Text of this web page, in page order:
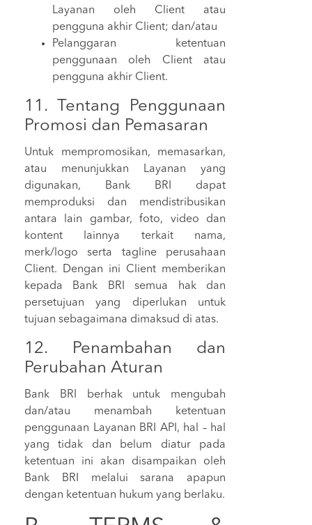
Layanan oleh Client atau
pengguna akhir Client; dan/atau
Pelanggaran ketentuan
penggunaan oleh Client atau
pengguna akhir Client.
11. Tentang Penggunaan
Promosi dan Pemasaran
Untuk mempromosikan, memasarkan,
atau menunjukkan Layanan yang
digunakan, Bank BRI dapat
memproduksi dan mendistribusikan
antara lain gambar, foto, video dan
kontent lainnya terkait nama,
merk/logo serta tagline perusahaan
Client. Dengan ini Client memberikan
kepada Bank BRI semua hak dan
persetujuan yang diperlukan untuk
tujuan sebagaimana dimaksud di atas.
12. Penambahan dan
Perubahan Aturan
Bank BRI berhak untuk mengubah
dan/atau menambah ketentuan
penggunaan Layanan BRI API, hal – hal
yang tidak dan belum diatur pada
ketentuan ini akan disampaikan oleh
Bank BRI melalui sarana apapun
dengan ketentuan hukum yang berlaku.